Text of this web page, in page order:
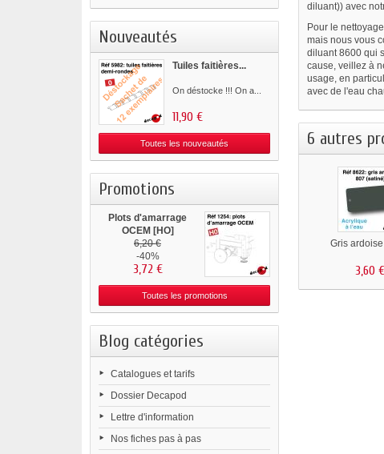
Nouveautés
Tuiles faitières...
On déstocke !!! On a...
11,90 €
Toutes les nouveautés
Promotions
Plots d'amarrage
OCEM [HO]
6,20 €
-40%
3,72 €
Toutes les promotions
Blog catégories
Catalogues et tarifs
Dossier Decapod
Lettre d'information
Nos fiches pas à pas
diluant)) avec
Pour le
mais nous vous
diluant 8600 qui
cause, veillez à
usage, en
avec de l'eau
6 autres
Gris
3,60 €